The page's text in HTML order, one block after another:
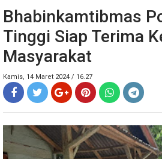
Bhabinkamtibmas
Tinggi Siap Terima
Masyarakat
Kamis, 14 Maret 2024 / 16.27